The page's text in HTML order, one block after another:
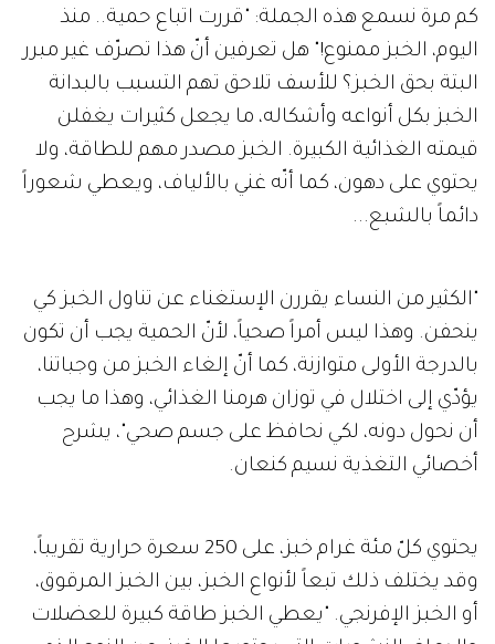
كم مرة نسمع هذه الجملة: "قررت اتباع حمية.. منذ
اليوم، الخبز ممنوع!" هل تعرفين أنّ هذا تصرّف غير مبرر
البتة بحق الخبز؟ للأسف تلاحق تهم التسبب بالبدانة
الخبز بكل أنواعه وأشكاله، ما يجعل كثيرات يغفلن
قيمته الغذائية الكبيرة. الخبز مصدر مهم للطاقة، ولا
يحتوي على دهون، كما أنّه غني بالألياف، ويعطي شعوراً
دائماً بالشبع...
"الكثير من النساء يقررن الإستغناء عن تناول الخبز كي
ينحفن. وهذا ليس أمراً صحياً، لأنّ الحمية يجب أن تكون
بالدرجة الأولى متوازنة، كما أنّ إلغاء الخبز من وجباتنا،
يؤدّي إلى اختلال في توزان هرمنا الغذائي، وهذا ما يجب
أن نحول دونه، لكي نحافظ على جسم صحي"، يشرح
أخصائي التغذية نسيم كنعان.
يحتوي كلّ مئة غرام خبز، على 250 سعرة حرارية تقريباً،
وقد يختلف ذلك تبعاً لأنواع الخبز، بين الخبز المرقوق،
أو الخبز الإفرنجي. "يعطي الخبز طاقة كبيرة للعضلات